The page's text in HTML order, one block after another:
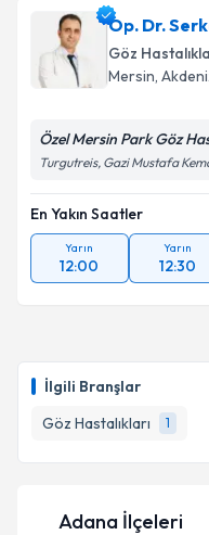
İlgili Branşlar
Göz Hastalıkları
1
Op. Dr.
Göz
Mersin,
Özel Mersin Park Göz
Turgutreis, Gazi Mustafa
En Yakın Saatler
Yarın
12:00
Yarın
12:30
Adana İlçeleri